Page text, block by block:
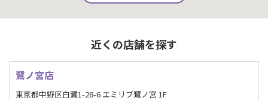
近くの店舗を探す
鷺ノ宮店
東京都中野区白鷺1-28-6 エミリブ鷺ノ宮 1F